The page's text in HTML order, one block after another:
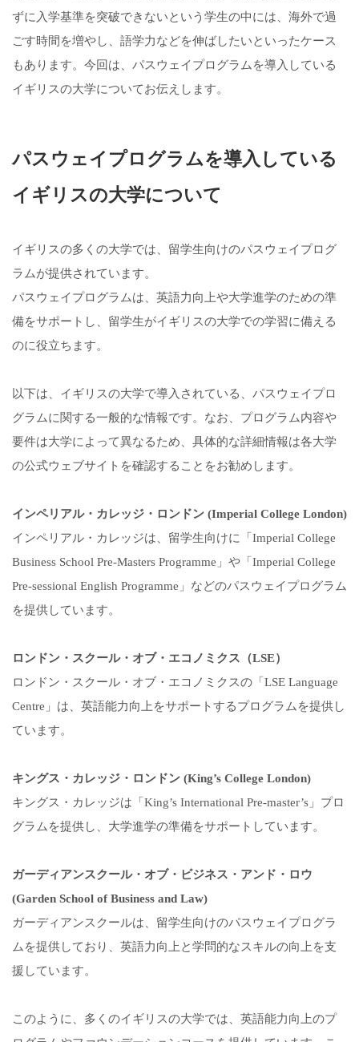
ずに入学基準を突破できないという学生の中には、海外で過
ごす時間を増やし、語学力などを伸ばしたいといったケース
もあります。今回は、パスウェイプログラムを導入している
イギリスの大学についてお伝えします。
パスウェイプログラムを導入している
イギリスの大学について
イギリスの多くの大学では、留学生向けのパスウェイプログ
ラムが提供されています。
パスウェイプログラムは、英語力向上や大学進学のための準
備をサポートし、留学生がイギリスの大学での学習に備える
のに役立ちます。
以下は、イギリスの大学で導入されている、パスウェイプロ
グラムに関する一般的な情報です。なお、プログラム内容や
要件は大学によって異なるため、具体的な詳細情報は各大学
の公式ウェブサイトを確認することをお勧めします。
インペリアル・カレッジ・ロンドン (Imperial College London)
インペリアル・カレッジは、留学生向けに「Imperial College
Business School Pre-Masters Programme」や「Imperial College
Pre-sessional English Programme」などのパスウェイプログラム
を提供しています。
ロンドン・スクール・オブ・エコノミクス（LSE）
ロンドン・スクール・オブ・エコノミクスの「LSE Language
Centre」は、英語能力向上をサポートするプログラムを提供し
ています。
キングス・カレッジ・ロンドン (King’s College London)
キングス・カレッジは「King’s International Pre-master’s」プロ
グラムを提供し、大学進学の準備をサポートしています。
ガーディアンスクール・オブ・ビジネス・アンド・ロウ
(Garden School of Business and Law)
ガーディアンスクールは、留学生向けのパスウェイプログラ
ムを提供しており、英語力向上と学問的なスキルの向上を支
援しています。
このように、多くのイギリスの大学では、英語能力向上のプ